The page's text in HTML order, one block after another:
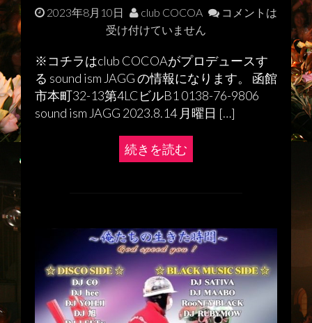
2023年8月10日 club COCOA
コメントは
受け付けていません
※コチラはclub COCOAがプロデュースす
る sound ism JAGG の情報になります。 函館
市本町32-13第4LCビルB1 0138-76-9806
sound ism JAGG 2023.8.14 月曜日 […]
続きを読む